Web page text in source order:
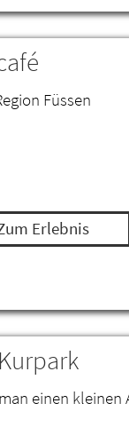
Füssen
Erlebnis
einen kleinen